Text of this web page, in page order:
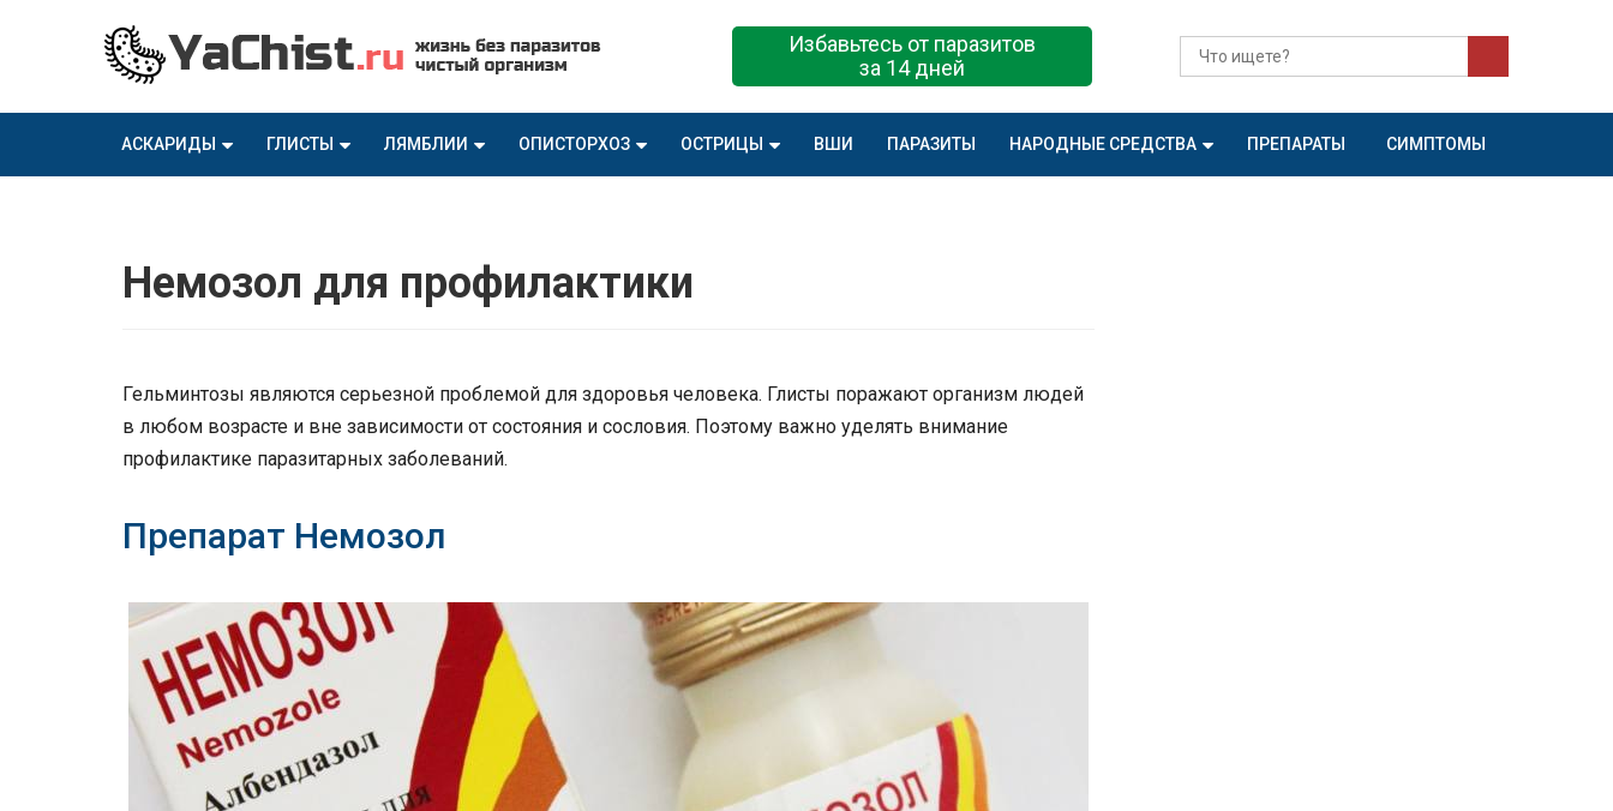
Избавьтесь от паразитов
за 14 дней
АСКАРИДЫ ГЛИСТЫ ЛЯМБЛИИ ОПИСТОРХОЗ ОСТРИЦЫ ВШИ ПАРАЗИТЫ НАРОДНЫЕ СРЕДСТВА ПРЕПАРАТЫ СИМПТОМЫ
Немозол для профилактики
Гельминтозы являются серьезной проблемой для здоровья человека. Глисты поражают организм людей
в любом возрасте и вне зависимости от состояния и сословия. Поэтому важно уделять внимание
профилактике паразитарных заболеваний.
Препарат Немозол